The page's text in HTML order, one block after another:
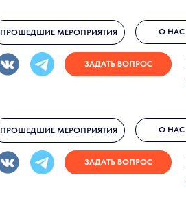
О НАС
ПРОШЕДШИЕ МЕРОПРИЯТИЯ
ЗАДАТЬ ВОПРОС
О НАС
ПРОШЕДШИЕ МЕРОПРИЯТИЯ
ЗАДАТЬ ВОПРОС